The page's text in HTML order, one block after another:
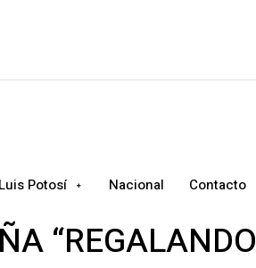
Potosí Nacional Contacto
“REGALANDO